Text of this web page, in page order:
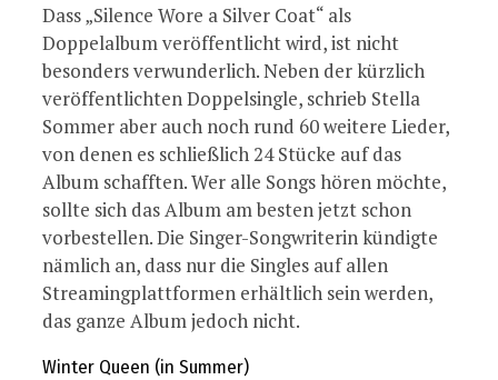
Dass „Silence Wore a Silver Coat“ als
Doppelalbum veröffentlicht wird, ist nicht
besonders verwunderlich. Neben der kürzlich
veröffentlichten Doppelsingle, schrieb Stella
Sommer aber auch noch rund 60 weitere Lieder,
von denen es schließlich 24 Stücke auf das
Album schafften. Wer alle Songs hören möchte,
sollte sich das Album am besten jetzt schon
vorbestellen. Die Singer-Songwriterin kündigte
nämlich an, dass nur die Singles auf allen
Streamingplattformen erhältlich sein werden,
das ganze Album jedoch nicht.
Winter Queen (in Summer)